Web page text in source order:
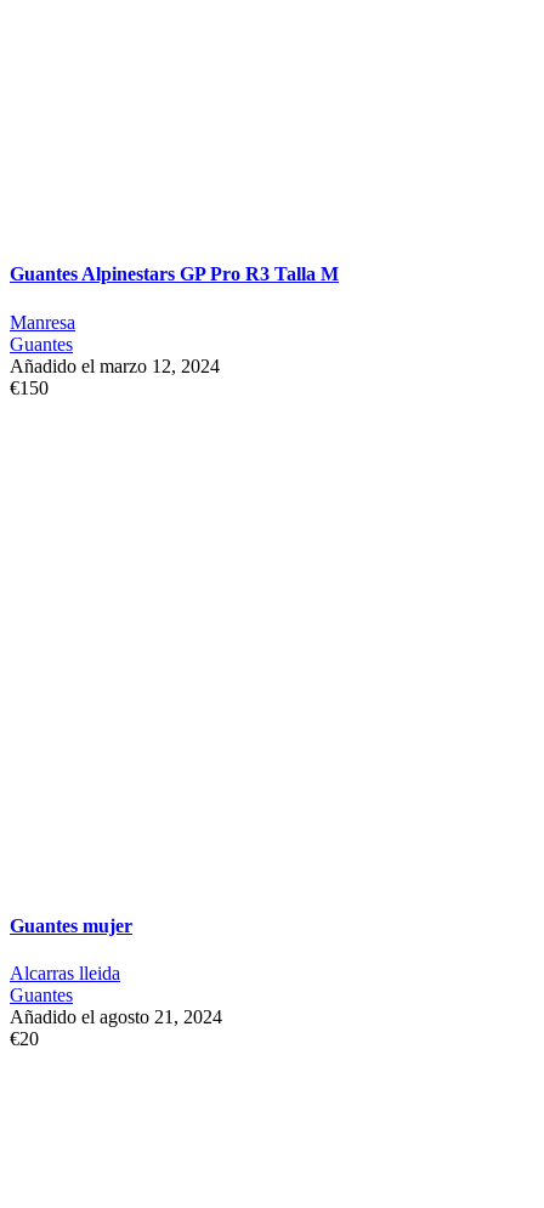
Guantes Alpinestars GP Pro R3 Talla M
Manresa
Guantes
Añadido el marzo 12, 2024
€150
Guantes mujer
Alcarras lleida
Guantes
Añadido el agosto 21, 2024
€20